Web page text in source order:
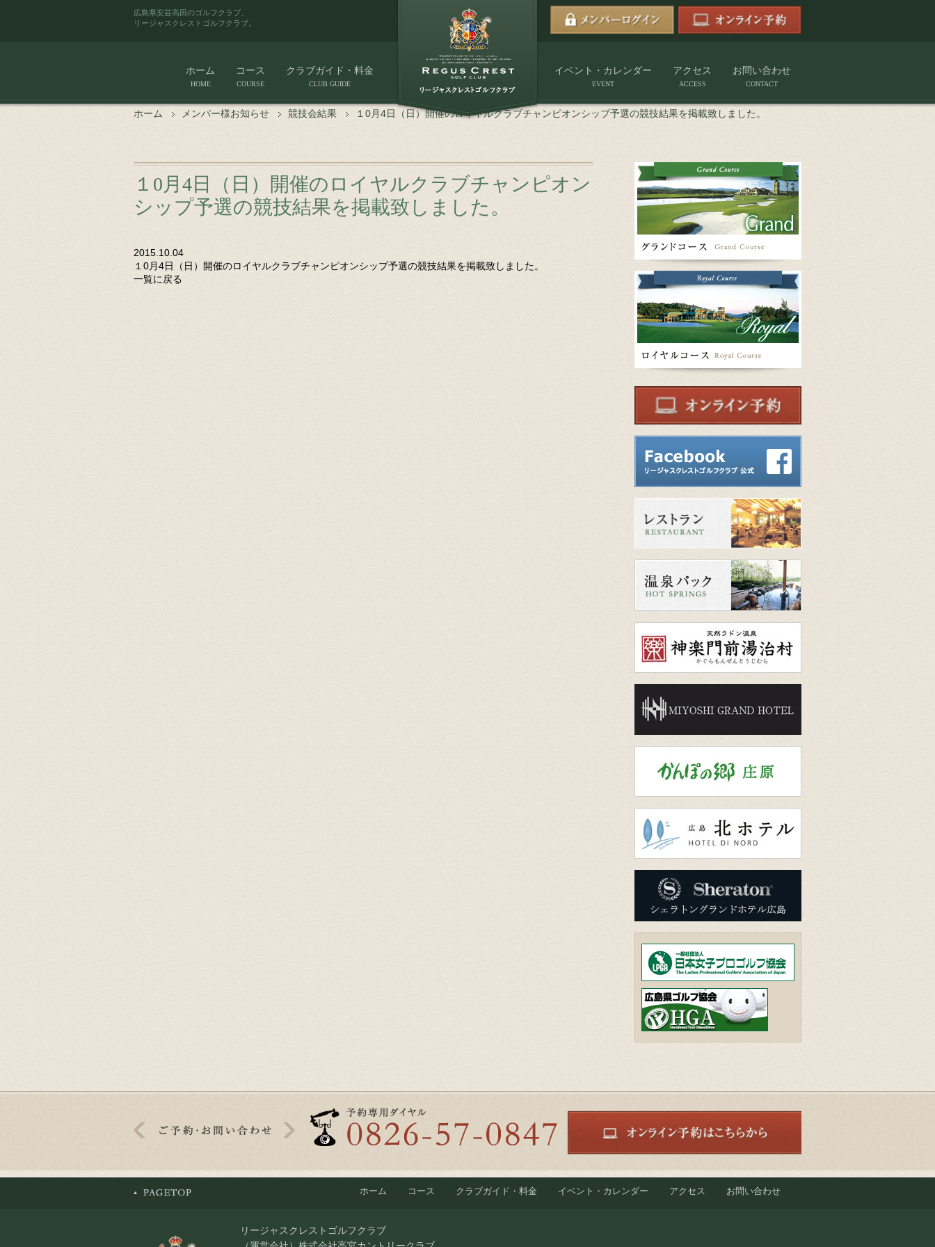
広島県安芸高田のゴルフクラブ、
リージャスクレストゴルフクラブ。
ホーム
HOME
コース
COURSE
クラブガイド・料金
CLUB GUIDE
イベント・カレンダー
EVENT
アクセス
ACCESS
お問い合わせ
CONTACT
ホーム メンバー様お知らせ 競技会結果 １0月4日（日）開催のロイヤルクラブチャンピオンシップ予選の競技結果を掲載致しました。
１0月4日（日）開催のロイヤルクラブチャンピオン
シップ予選の競技結果を掲載致しました。
2015.10.04
１0月4日（日）開催のロイヤルクラブチャンピオンシップ予選の競技結果を掲載致しました。
一覧に戻る
ホーム コース クラブガイド・料金 イベント・カレンダー アクセス お問い合わせ
リージャスクレストゴルフクラブ